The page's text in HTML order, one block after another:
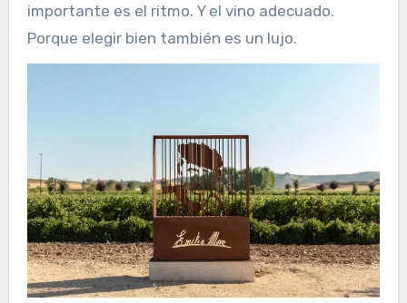
importante es el ritmo. Y el vino adecuado.
Porque elegir bien también es un lujo.